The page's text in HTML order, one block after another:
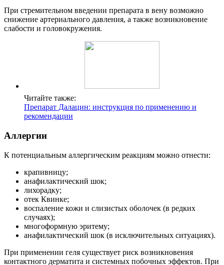
При стремительном введении препарата в вену возможно
снижение артериального давления, а также возникновение
слабости и головокружения.
Читайте также:
Препарат Далацин: инструкция по применению и
рекомендации
Аллергии
К потенциальным аллергическим реакциям можно отнести:
крапивницу;
анафилактический шок;
лихорадку;
отек Квинке;
воспаление кожи и слизистых оболочек (в редких
случаях);
многоформную эритему;
анафилактический шок (в исключительных ситуациях).
При применении геля существует риск возникновения
контактного дерматита и системных побочных эффектов. При